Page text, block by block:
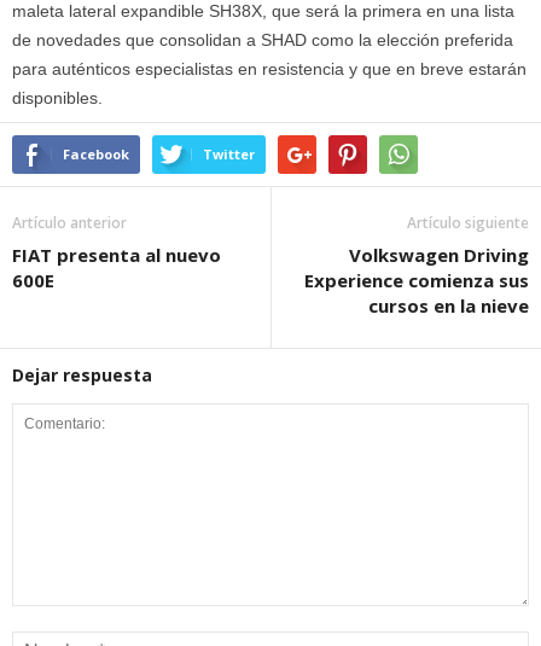
maleta lateral expandible SH38X, que será la primera en una lista
de novedades que consolidan a SHAD como la elección preferida
para auténticos especialistas en resistencia y que en breve estarán
disponibles.
Facebook Twitter
Artículo anterior
FIAT presenta al nuevo
600E
Artículo siguiente
Volkswagen Driving
Experience comienza sus
cursos en la nieve
Dejar respuesta